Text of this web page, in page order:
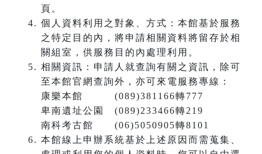
頁。
個人資料利用之對象、方式：本館基於服務
之特定目的內，將申請相關資料將留存於相
關組室，供服務目的內處理利用。
相關資訊：申請人就查詢有關之資訊，除可
至本館官網查詢外，亦可來電服務專線：
康樂本館 (089)381166轉777
卑南遺址公園 (089)233466轉219
南科考古館 (06)5050905轉8101
本館線上申辦系統基於上述原因而需蒐集、